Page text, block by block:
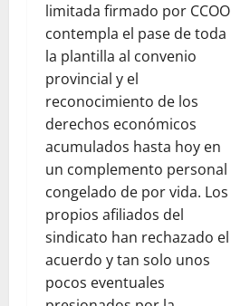
limitada firmado por CCOO
contempla el pase de toda
la plantilla al convenio
provincial y el
reconocimiento de los
derechos económicos
acumulados hasta hoy en
un complemento personal
congelado de por vida. Los
propios afiliados del
sindicato han rechazado el
acuerdo y tan solo unos
pocos eventuales